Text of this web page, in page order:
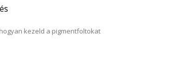
kezeld a pigmentfoltokat